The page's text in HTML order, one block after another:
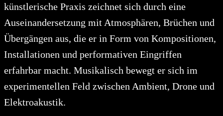
künstlerische Praxis zeichnet sich durch eine
Auseinandersetzung mit Atmosphären, Brüchen und
Übergängen aus, die er in Form von Kompositionen,
Installationen und performativen Eingriffen
erfahrbar macht. Musikalisch bewegt er sich im
experimentellen Feld zwischen Ambient, Drone und
Elektroakustik.